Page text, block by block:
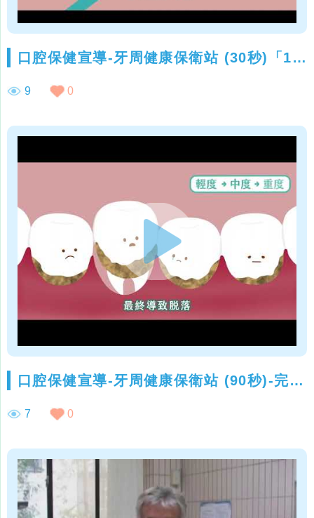
口腔保健宣導-牙周健康保衛站 (30秒)「111年度臺北市口腔保健推動計畫」 x 高雄醫學大學口腔衛生學系
9 0
口腔保健宣導-牙周健康保衛站 (90秒)-完整版 「111年度臺北市口腔保健推動計畫」 x 高雄醫學大學口腔衛生學系
7 0